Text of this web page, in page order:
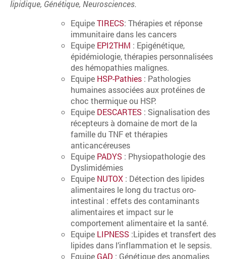
lipidique, Génétique, Neurosciences.
EquipeTIRECS: Thérapies et réponse
immunitaire dans les cancers
Equipe EPI2THM : Epigénétique,
épidémiologie, thérapies personnalisées
des hémopathies malignes.
Equipe HSP-Pathies : Pathologies
humaines associées aux protéines de
choc thermique ou HSP.
Equipe DESCARTES : Signalisation des
récepteurs à domaine de mort de la
famille du TNF et thérapies
anticancéreuses
Equipe PADYS : Physiopathologie des
Dyslimidémies
Equipe NUTOX : Détection des lipides
alimentaires le long du tractus oro-
intestinal : effets des contaminants
alimentaires et impact sur le
comportement alimentaire et la santé.
Equipe LIPNESS :Lipides et transfert des
lipides dans l’inflammation et le sepsis.
Equipe GAD : Génétique des anomalies